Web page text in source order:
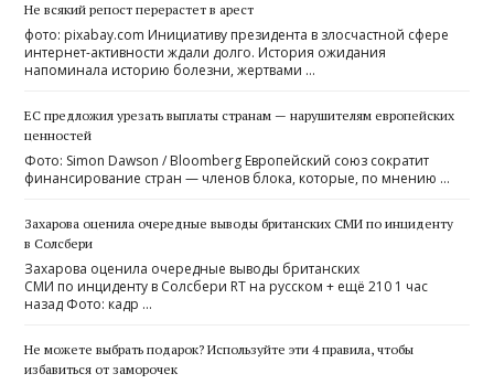
Не всякий репост перерастет в арест
фото: pixabay.com Инициативу президента в злосчастной сфере
интернет-активности ждали долго. История ожидания
напоминала историю болезни, жертвами …
ЕС предложил урезать выплаты странам — нарушителям европейских
ценностей
Фото: Simon Dawson / Bloomberg Европейский союз сократит
финансирование стран — членов блока, которые, по мнению …
Захарова оценила очередные выводы британских СМИ по инциденту
в Солсбери
Захарова оценила очередные выводы британских
СМИ по инциденту в Солсбери RT на русском + ещё 210 1 час
назад Фото: кадр …
Не можете выбрать подарок? Используйте эти 4 правила, чтобы
избавиться от заморочек